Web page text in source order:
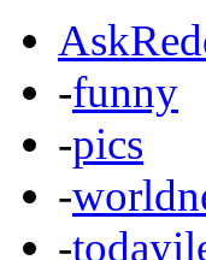
-funny
-pics
-
-